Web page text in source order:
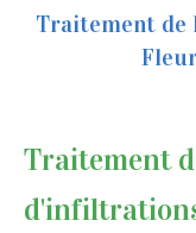
Traitement
Traitement